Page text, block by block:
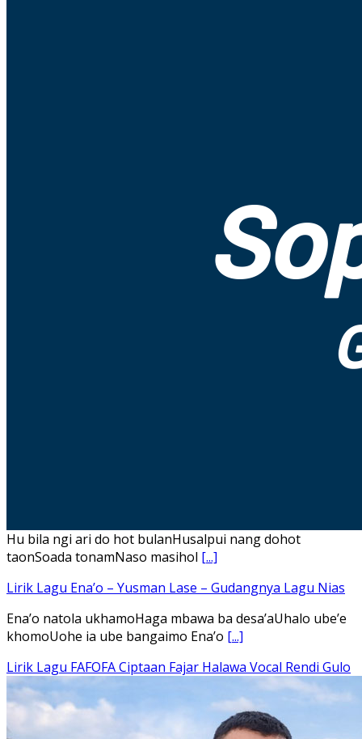
Hu bila ngi ari do hot bulanHusalpui nang dohot
taonSoada tonamNaso masihol [...]
Lirik Lagu Ena’o – Yusman Lase – Gudangnya Lagu Nias